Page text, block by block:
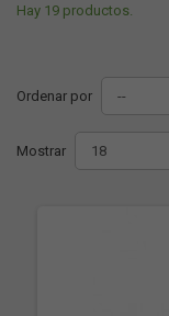
Hay 19 productos.
Ordenar por
Mostrar